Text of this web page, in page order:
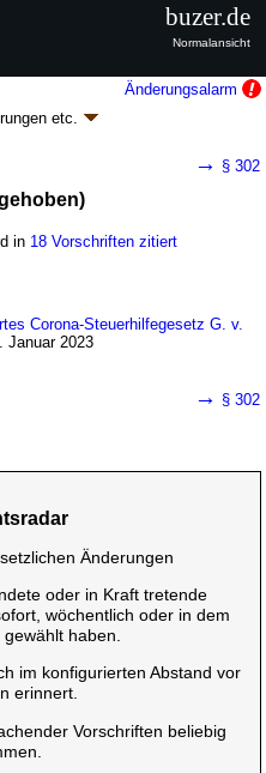
Änderungsalarm
etc.
Nr. 97
/ Entwurf / Begründung
Vertrieb und den
für den Vertrieb und
auf Privatanleger und
→ § 302
in 18 Vorschriften zitiert
Corona-Steuerhilfegesetz G. v.
Januar 2023
→ § 302
Änderungen
oder in Kraft tretende
wöchentlich oder in dem
haben.
im konfigurierten Abstand vor
erinnert.
Vorschriften beliebig
buzer.de
Normalansicht